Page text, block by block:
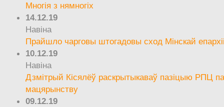
Многія з нямногіх
14.12.19
Навіна
Прайшло чарговы штогадовы сход Мінскай
10.12.19
Навіна
Дзмітрый Кісялёў раскрытыкаваў пазіцыю РПЦ
мацярынству
09.12.19